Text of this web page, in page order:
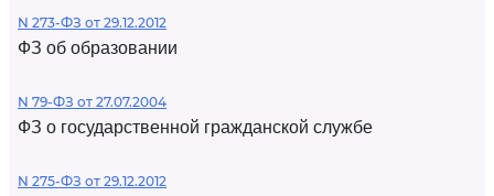
N 273-ФЗ от 29.12.2012
ФЗ об образовании
N 79-ФЗ от 27.07.2004
ФЗ о государственной гражданской службе
N 275-ФЗ от 29.12.2012